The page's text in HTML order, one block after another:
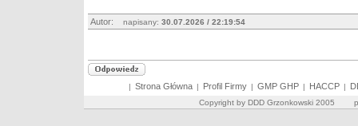
Autor: napisany: 30.07.2026 / 22:19:54
| Strona Główna | Profil Firmy | GMP GHP | HACCP |
Copyright by DDD Grzonkowski 2005